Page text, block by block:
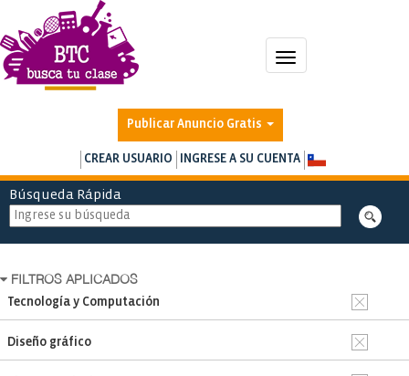
Toggle
navigation
Publicar Anuncio Gratis
CREAR USUARIO INGRESE A SU CUENTA
Búsqueda Rápida
FILTROS APLICADOS
Tecnología y Computación
Diseño gráfico